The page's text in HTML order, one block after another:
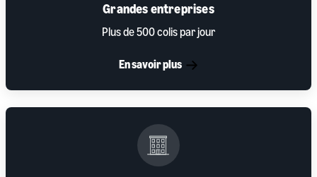
Grandes entreprises
Plus de 500 colis par jour
En savoir plus